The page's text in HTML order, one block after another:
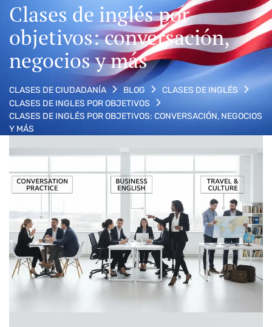
Clases de inglés por
objetivos: conversación,
negocios y más
CLASES DE CIUDADANÍA BLOG
CLASES DE INGLÉS
CLASES DE INGLES POR OBJETIVOS
CLASES DE INGLÉS POR OBJETIVOS: CONVERSACIÓN, NEGOCIOS
Y MÁS